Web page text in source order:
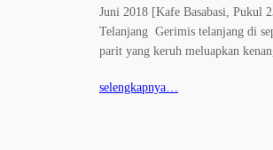
Juni 2018 [Kafe Basabasi, Pukul
Telanjang Gerimis telanjang di
parit yang keruh meluapkan
selengkapnya…